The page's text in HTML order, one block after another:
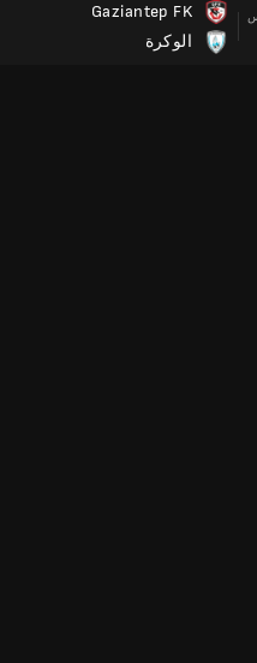
Gaziantep FK
الوكرة